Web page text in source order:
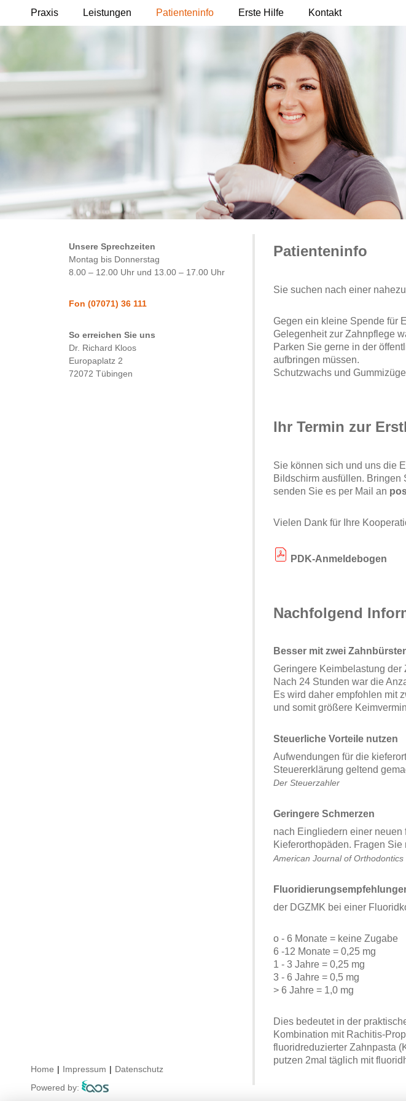
Praxis Leistungen Patienteninfo Erste Hilfe Kontakt
Unsere Sprechzeiten
Montag bis Donnerstag
8.00 – 12.00 Uhr und 13.00 – 17.00 Uhr
Fon(07071) 36 111
So erreichen Sie uns
Dr. Richard Kloos
Europaplatz 2
72072 Tübingen
Patienteninfo
Sie suchen nach einer
Gegen ein kleine Spende für
Gelegenheit zur Zahnpflege
Parken Sie gerne in der
aufbringen müssen.
Schutzwachs und
Ihr Termin zur
Sie können sich und uns die
Bildschirm ausfüllen. Bringen
senden Sie es per Mail an
Vielen Dank für Ihre
PDK-Anmeldebogen
Nachfolgend
Besser mit zwei
Geringere Keimbelastung der
Nach 24 Stunden war die
Es wird daher empfohlen mit
und somit größere
Steuerliche Vorteile nutzen
Aufwendungen für die
Steuererklärung geltend
Der Steuerzahler
Geringere Schmerzen
nach Eingliedern einer neuen
Kieferorthopäden. Fragen Sie
American Journal of Orthodontics
der DGZMK bei einer
o - 6 Monate = keine Zugabe
6 -12 Monate = 0,25 mg
1 - 3 Jahre = 0,25 mg
3 - 6 Jahre = 0,5 mg
> 6 Jahre = 1,0 mg
Dies bedeutet in der
Kombination mit Rachitis-
fluoridreduzierter Zahnpasta
putzen 2mal täglich mit
Home | Impressum | Datenschutz
Powered by: